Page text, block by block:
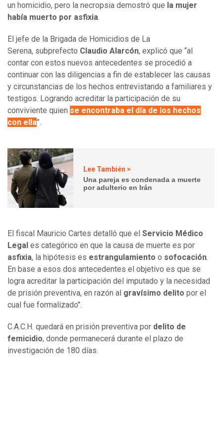
un homicidio, pero la necropsia demostró que la mujer
había muerto por asfixia.
El jefe de la Brigada de Homicidios de La
Serena, subprefecto Claudio Alarcón, explicó que “al
contar con estos nuevos antecedentes se procedió a
continuar con las diligencias a fin de establecer las causas
y circunstancias de los hechos entrevistando a familiares y
testigos. Logrando acreditar la participación de su
conviviente quien se encontraba el día de los hechos
con ella”.
Lee También >
Una pareja es condenada a muerte
por adulterio en Irán
El fiscal Mauricio Cartes detalló que el Servicio Médico
Legal es categórico en que la causa de muerte es por
asfixia, la hipótesis es estrangulamiento o sofocación.
En base a esos dos antecedentes el objetivo es que se
logra acreditar la participación del imputado y la necesidad
de prisión preventiva, en razón al gravísimo delito por el
cual fue formalizado".
C.A.C.H. quedará en prisión preventiva por delito de
femicidio, donde permanecerá durante el plazo de
investigación de 180 días.